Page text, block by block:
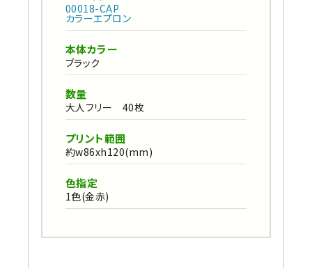
00018-CAP
カラーエプロン
本体カラー
ブラック
数量
大人フリー 40枚
プリント範囲
約w86xh120(mm)
色指定
1色(金赤)